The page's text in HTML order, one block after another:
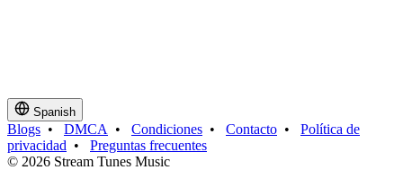
Spanish
Blogs • DMCA • Condiciones • Contacto • Política de
privacidad • Preguntas frecuentes
© 2026 Stream Tunes Music